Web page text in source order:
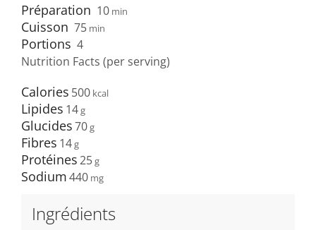
Préparation 10 min
Cuisson 75 min
Portions 4
Nutrition Facts (per serving)
Calories 500
Lipides 14
Glucides70
Fibres 14
Protéines25
Sodium440
Ingrédients